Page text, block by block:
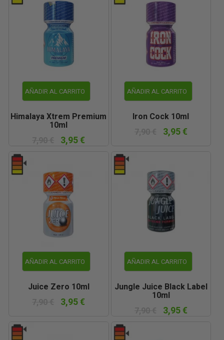
AÑADIR AL CARRITO
Himalaya Xtrem Premium
10ml
3,95 €
AÑADIR AL CARRITO
Iron Cock 10ml
3,95 €
AÑADIR AL CARRITO
Juice Zero 10ml
3,95 €
AÑADIR AL CARRITO
Jungle Juice Black Label
10ml
3,95 €